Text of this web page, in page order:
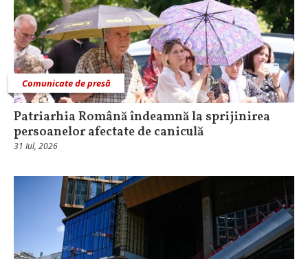
Comunicate de presă
Patriarhia Română îndeamnă la sprijinirea
persoanelor afectate de caniculă
31 Iul, 2026